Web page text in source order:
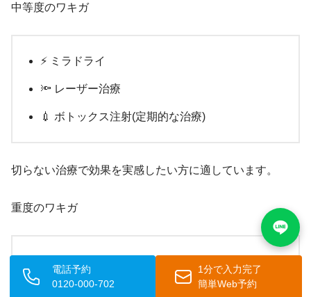
中等度のワキガ
⚡ ミラドライ
🔦 レーザー治療
💉 ボトックス注射(定期的な治療)
切らない治療で効果を実感したい方に適しています。
重度のワキガ
⚡ ミラドライ
電話予約
0120-000-702
1分で入力完了
簡単Web予約